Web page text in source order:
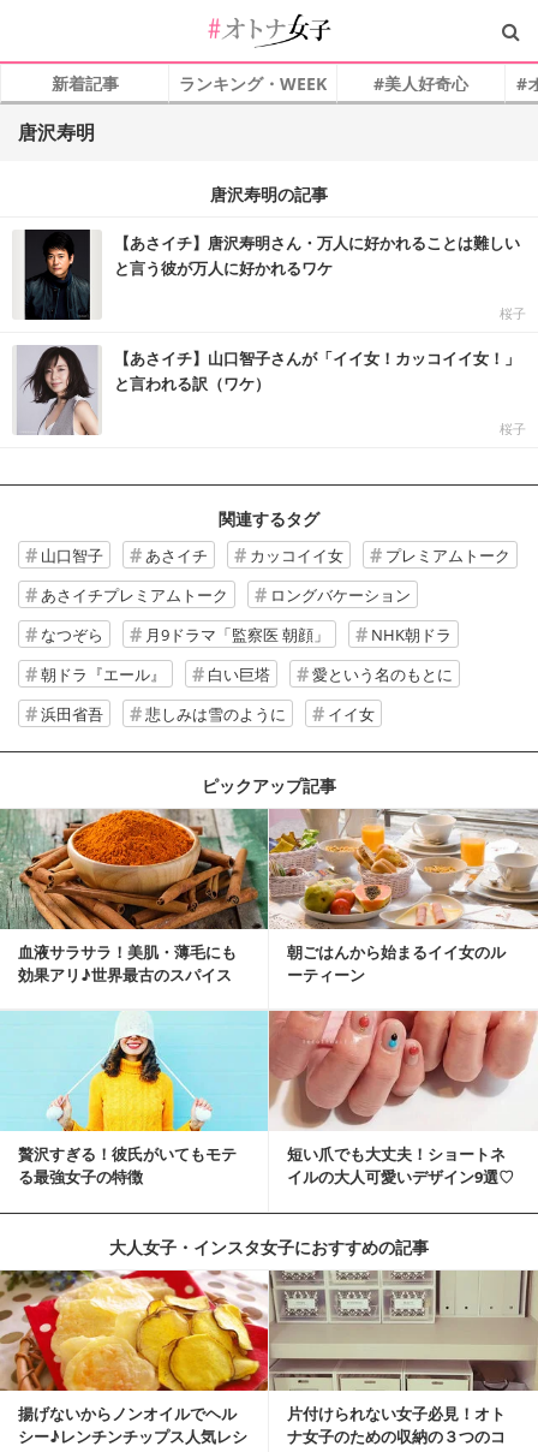
新着記事 ランキング・WEEK #美人好奇心 #
唐沢寿明
唐沢寿明の記事
【あさイチ】唐沢寿明さん・万人に好かれることは難しい
と言う彼が万人に好かれるワケ
桜子
【あさイチ】山口智子さんが「イイ女！カッコイイ女！」
と言われる訳（ワケ）
桜子
関連するタグ
山口智子 あさイチ カッコイイ女
プレミアムトーク
あさイチプレミアムトーク
ロングバケーション
なつぞら
月9ドラマ「監察医 朝顔」
NHK朝ドラ
朝ドラ『エール』
白い巨塔
愛という名のもとに
浜田省吾
悲しみは雪のように イイ女
ピックアップ記事
血液サラサラ！美肌・薄毛にも
効果アリ♪世界最古のスパイス
朝ごはんから始まるイイ女のル
ーティーン
贅沢すぎる！彼氏がいてもモテ
る最強女子の特徴
短い爪でも大丈夫！ショートネ
イルの大人可愛いデザイン9選♡
大人女子・インスタ女子におすすめの記事
揚げないからノンオイルでヘル
シー♪レンチンチップス人気レシ
片付けられない女子必見！オト
ナ女子のための収納の３つのコ